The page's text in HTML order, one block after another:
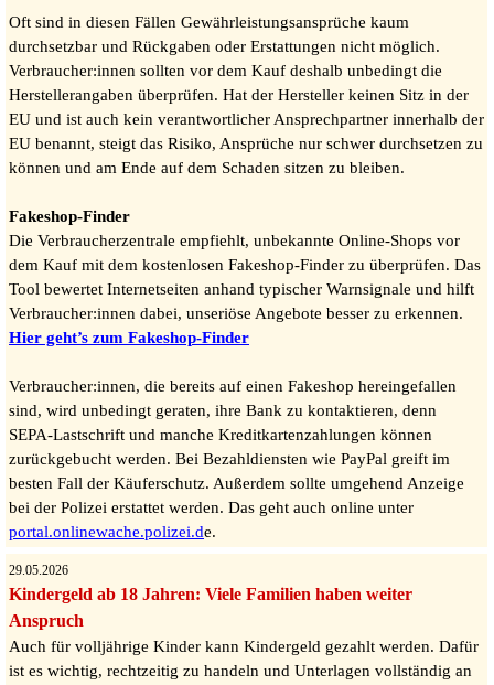
Oft sind in diesen Fällen Gewährleistungsansprüche kaum
durchsetzbar und Rückgaben oder Erstattungen nicht möglich.
Verbraucher:innen sollten vor dem Kauf deshalb unbedingt die
Herstellerangaben überprüfen. Hat der Hersteller keinen Sitz in der
EU und ist auch kein verantwortlicher Ansprechpartner innerhalb der
EU benannt, steigt das Risiko, Ansprüche nur schwer durchsetzen zu
können und am Ende auf dem Schaden sitzen zu bleiben.
Fakeshop-Finder
Die Verbraucherzentrale empfiehlt, unbekannte Online-Shops vor
dem Kauf mit dem kostenlosen Fakeshop-Finder zu überprüfen. Das
Tool bewertet Internetseiten anhand typischer Warnsignale und hilft
Verbraucher:innen dabei, unseriöse Angebote besser zu erkennen.
Hier geht’s zum Fakeshop-Finder
Verbraucher:innen, die bereits auf einen Fakeshop hereingefallen
sind, wird unbedingt geraten, ihre Bank zu kontaktieren, denn
SEPA-Lastschrift und manche Kreditkartenzahlungen können
zurückgebucht werden. Bei Bezahldiensten wie PayPal greift im
besten Fall der Käuferschutz. Außerdem sollte umgehend Anzeige
bei der Polizei erstattet werden. Das geht auch online unter
portal.onlinewache.polizei.de.
29.05.2026
Kindergeld ab 18 Jahren: Viele Familien haben weiter
Anspruch
Auch für volljährige Kinder kann Kindergeld gezahlt werden. Dafür
ist es wichtig, rechtzeitig zu handeln und Unterlagen vollständig an